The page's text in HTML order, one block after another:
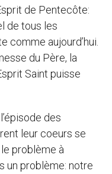
de Pentecôte:
de tous les
comme aujourd’hui.
du Père, la
Saint puisse
des
leur coeurs se
problème à
un problème: notre